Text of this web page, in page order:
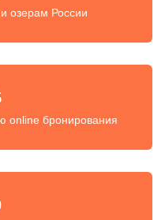
озерам России
online бронирования